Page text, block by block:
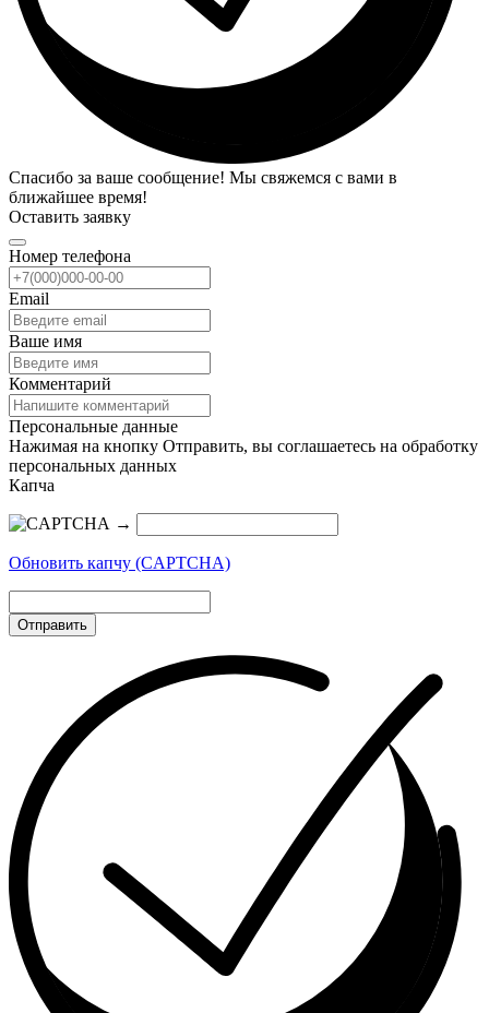
Спасибо за ваше сообщение! Мы свяжемся с вами в
ближайшее время!
Оставить заявку
Номер телефона
Email
Ваше имя
Комментарий
Персональные данные
Нажимая на кнопку Отправить, вы соглашаетесь на обработку
персональных данных
Капча
→
Обновить капчу (CAPTCHA)
Отправить